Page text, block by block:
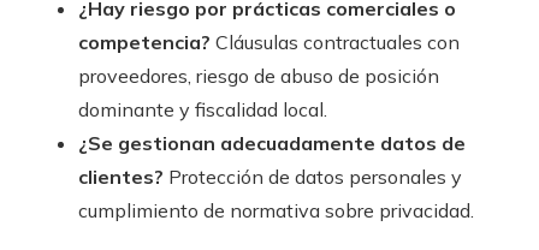
¿Hay riesgo por prácticas comerciales o
competencia? Cláusulas contractuales con
proveedores, riesgo de abuso de posición
dominante y fiscalidad local.
¿Se gestionan adecuadamente datos de
clientes? Protección de datos personales y
cumplimiento de normativa sobre privacidad.